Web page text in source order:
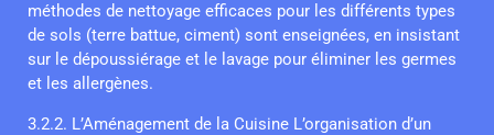
méthodes de nettoyage efficaces pour les différents types
de sols (terre battue, ciment) sont enseignées, en insistant
sur le dépoussiérage et le lavage pour éliminer les germes
et les allergènes.
3.2.2. L’Aménagement de la Cuisine L’organisation d’un